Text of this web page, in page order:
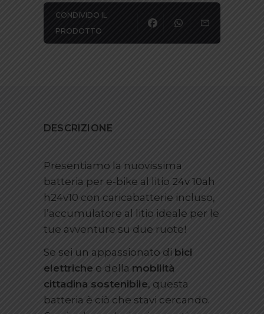
CONDIVIDO IL
PRODOTTO
DESCRIZIONE
Presentiamo la nuovissima
batteria per e-bike al litio 24v 10ah
h24v10 con caricabatterie incluso,
l’accumulatore al litio ideale per le
tue avventure su due ruote!
Se sei un appassionato di bici
elettriche e della mobilità
cittadina sostenibile, questa
batteria è ciò che stavi cercando.